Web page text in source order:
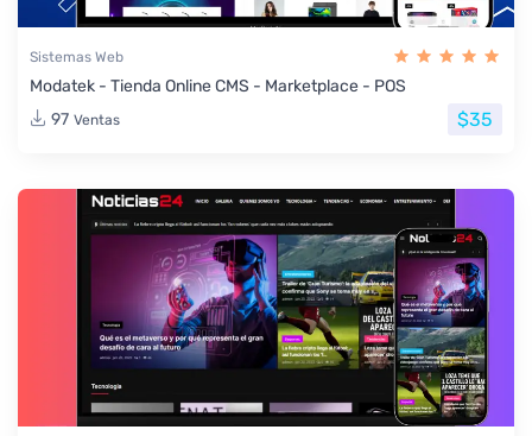
Sistemas Web
Modatek - Tienda Online CMS - Marketplace - POS
97 Ventas $35